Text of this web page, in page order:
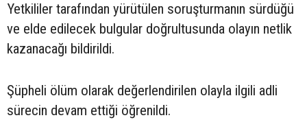
Yetkililer tarafından yürütülen soruşturmanın sürdüğü
ve elde edilecek bulgular doğrultusunda olayın netlik
kazanacağı bildirildi.
Şüpheli ölüm olarak değerlendirilen olayla ilgili adli
sürecin devam ettiği öğrenildi.